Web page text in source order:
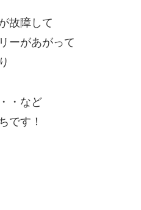
故障して
ーがあがって
・など
です！